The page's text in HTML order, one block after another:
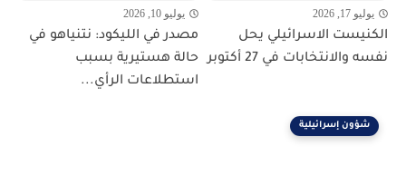
يوليو 17, 2026
الكنيست الاسرائيلي يحل
نفسه والانتخابات في 27 أكتوبر
يوليو 10, 2026
مصدر في الليكود: نتنياهو في
حالة هستيرية بسبب
استطلاعات الرأي...
شؤون إسرائيلية